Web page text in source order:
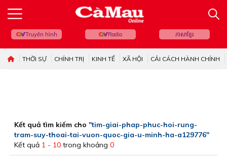
Truyền hình Radio ភាសាខ្មែរ
THỜI SỰ CHÍNH TRỊ KINH TẾ XÃ HỘI CẢI CÁCH HÀNH CHÍNH
Kết quả tìm kiếm cho "tim-giai-phap-phuc-hoi-rung-
tram-suy-thoai-tai-vuon-quoc-gia-u-minh-ha-a129776"
Kết quả 1 - 10 trong khoảng 0